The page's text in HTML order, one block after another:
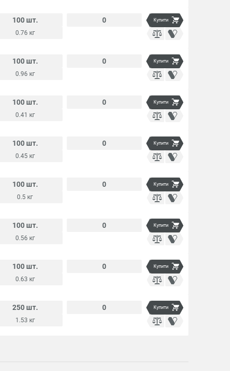
100 шт.
0.76 кг
0 Купити
100 шт.
0.96 кг
0 Купити
100 шт.
0.41 кг
0 Купити
100 шт.
0.45 кг
0 Купити
100 шт.
0.5 кг
0 Купити
100 шт.
0.56 кг
0 Купити
100 шт.
0.63 кг
0 Купити
250 шт.
1.53 кг
0 Купити